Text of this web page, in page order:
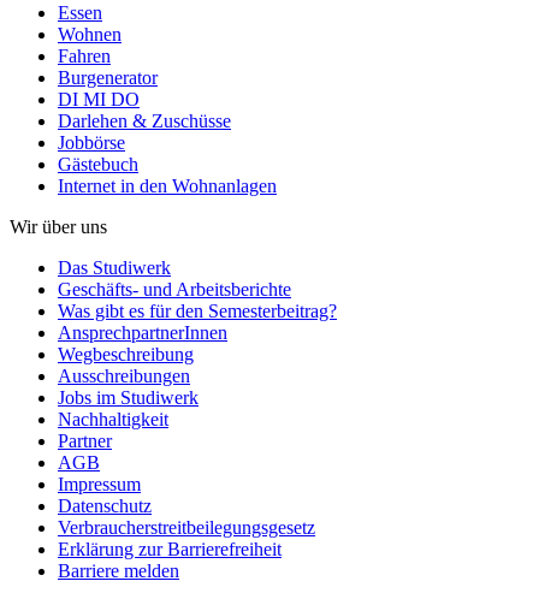
Essen
Wohnen
Fahren
Burgenerator
DI MI DO
Darlehen & Zuschüsse
Jobbörse
Gästebuch
Internet in den Wohnanlagen
Wir über uns
Das Studiwerk
Geschäfts- und Arbeitsberichte
Was gibt es für den Semesterbeitrag?
AnsprechpartnerInnen
Wegbeschreibung
Ausschreibungen
Jobs im Studiwerk
Nachhaltigkeit
Partner
AGB
Impressum
Datenschutz
Verbraucherstreitbeilegungsgesetz
Erklärung zur Barrierefreiheit
Barriere melden